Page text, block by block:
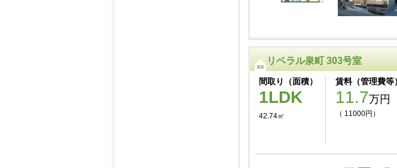
リベラル泉町 303号室
間取り（面積）
1LDK
42.74㎡
賃料（管理費等）
11.7万円
（ 11000円）